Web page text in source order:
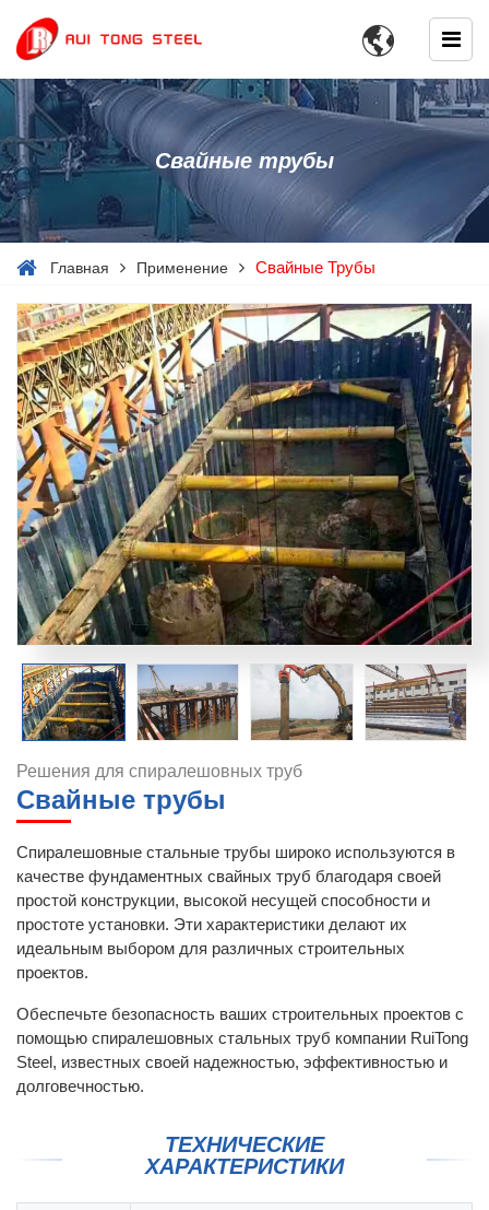

Свайные трубы
Главная Применение Свайные Трубы
Решения для спиралешовных труб
Свайные трубы
Спиралешовные стальные трубы широко используются в
качестве фундаментных свайных труб благодаря своей
простой конструкции, высокой несущей способности и
простоте установки. Эти характеристики делают их
идеальным выбором для различных строительных
проектов.
Обеспечьте безопасность ваших строительных проектов с
помощью спиралешовных стальных труб компании RuiTong
Steel, известных своей надежностью, эффективностью и
долговечностью.
ТЕХНИЧЕСКИЕ
ХАРАКТЕРИСТИКИ